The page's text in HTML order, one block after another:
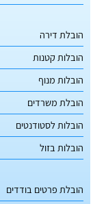
הובלת דירה
הובלות קטנות
הובלות מנוף
הובלת משרדים
הובלות לסטודנטים
הובלות בזול
הובלת פרטים בודדים